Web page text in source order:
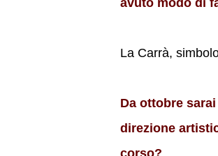
avuto modo di
La Carrà,
Da ottobre
direzione
corso?